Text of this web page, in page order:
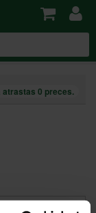
atrastas 0 preces.